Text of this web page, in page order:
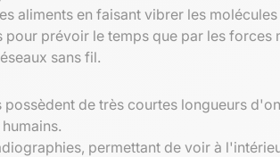
aliments en faisant vibrer les
prévoir le temps que par les
sans fil.
de très courtes longueurs
permettant de voir à